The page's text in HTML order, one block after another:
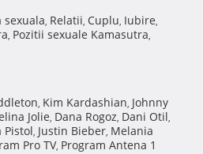
sexuala, Relatii, Cuplu, Iubire,
, Pozitii sexuale Kamasutra,
, Kim Kardashian, Johnny
Jolie, Dana Rogoz, Dani Otil,
Pistol, Justin Bieber, Melania
Pro TV, Program Antena 1